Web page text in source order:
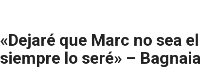
«Dejaré que Marc no sea
siempre lo seré» – Bagnaia